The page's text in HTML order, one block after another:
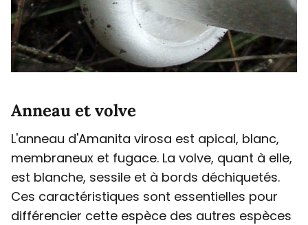
Anneau et volve
L'anneau d'Amanita virosa est apical, blanc,
membraneux et fugace. La volve, quant à elle,
est blanche, sessile et à bords déchiquetés.
Ces caractéristiques sont essentielles pour
différencier cette espèce des autres espèces